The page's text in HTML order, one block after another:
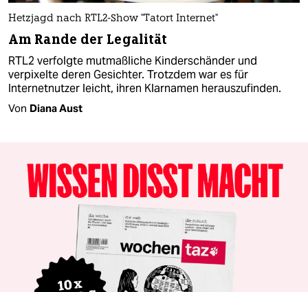
Hetzjagd nach RTL2-Show "Tatort Internet"
Am Rande der Legalität
RTL2 verfolgte mutmaßliche Kinderschänder und
verpixelte deren Gesichter. Trotzdem war es für
Internetnutzer leicht, ihren Klarnamen herauszufinden.
Von Diana Aust